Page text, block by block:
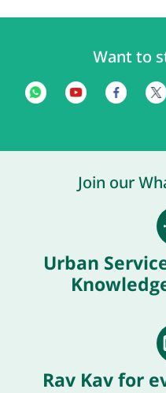
Want to
Join our
Urban
Rav Kav for